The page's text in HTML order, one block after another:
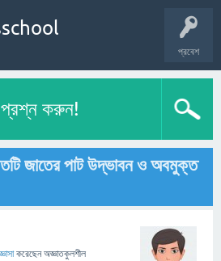
প্রবেশ
করুন!
জাতের পাট উদ্ভাবন ও অবমুক্ত
করেছেনঅজ্ঞাতকুলশীল